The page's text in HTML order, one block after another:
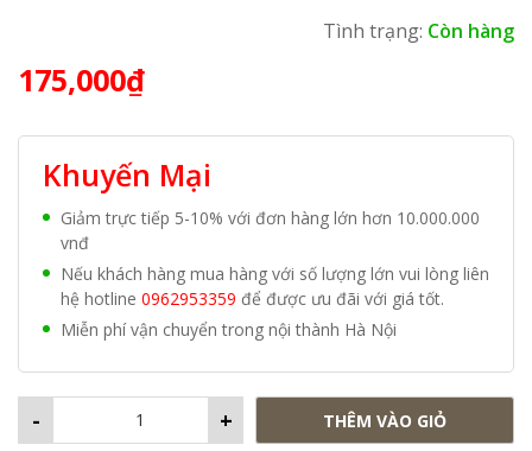
Tình trạng: Còn hàng
175,000₫
Khuyến Mại
Giảm trực tiếp 5-10% với đơn hàng lớn hơn 10.000.000
vnđ
Nếu khách hàng mua hàng với số lượng lớn vui lòng liên
hệ hotline 0962953359 để được ưu đãi với giá tốt.
Miễn phí vận chuyển trong nội thành Hà Nội
+
- THÊM VÀO GIỎ